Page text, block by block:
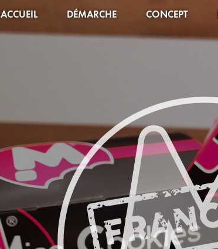
ACCUEIL DÉMARCHE CONCEPT